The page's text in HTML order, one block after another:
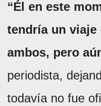
“Él en este
tendría un viaje
ambos, pero
periodista,
todavía no fue